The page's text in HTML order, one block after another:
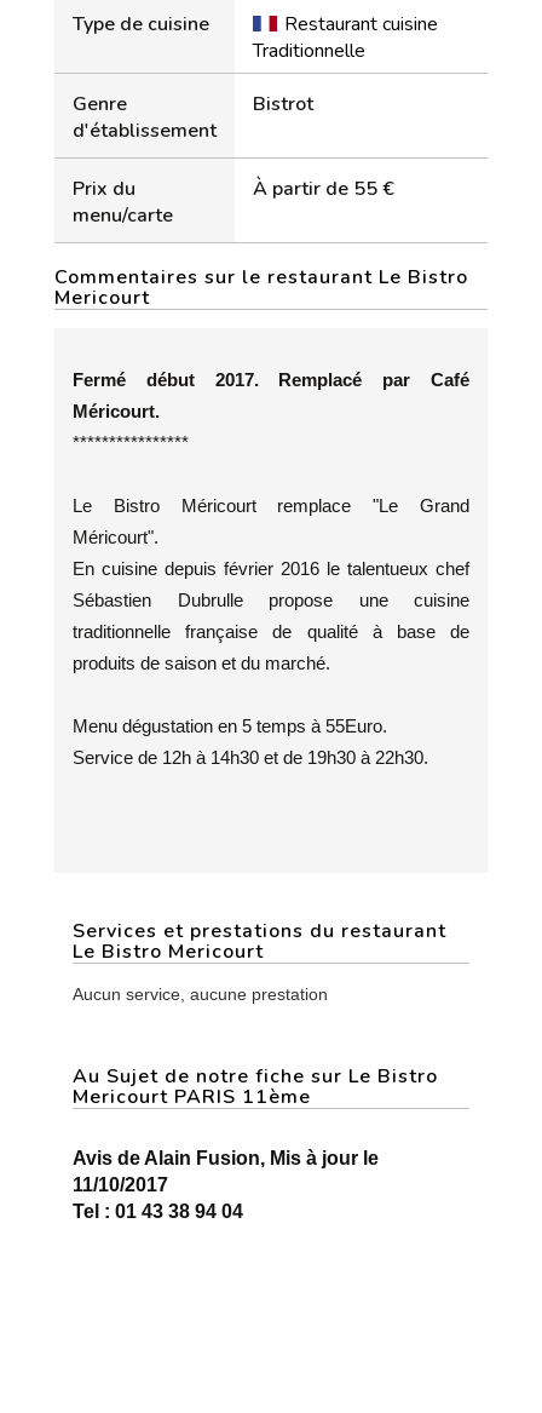
Type de cuisine
Restaurant cuisine
Traditionnelle
Genre
d'établissement
Bistrot
Prix du
menu/carte
À partir de 55 €
Commentaires sur le restaurant Le Bistro
Mericourt
Fermé début 2017. Remplacé par Café
Méricourt.
****************
Le Bistro Méricourt remplace "Le Grand
Méricourt".
En cuisine depuis février 2016 le talentueux chef
Sébastien Dubrulle propose une cuisine
traditionnelle française de qualité à base de
produits de saison et du marché.
Menu dégustation en 5 temps à 55Euro.
Service de 12h à 14h30 et de 19h30 à 22h30.
Services et prestations du restaurant
Le Bistro Mericourt
Aucun service, aucune prestation
Au Sujet de notre fiche sur Le Bistro
Mericourt PARIS 11ème
Avis de Alain Fusion, Mis à jour le
11/10/2017
Tel : 01 43 38 94 04